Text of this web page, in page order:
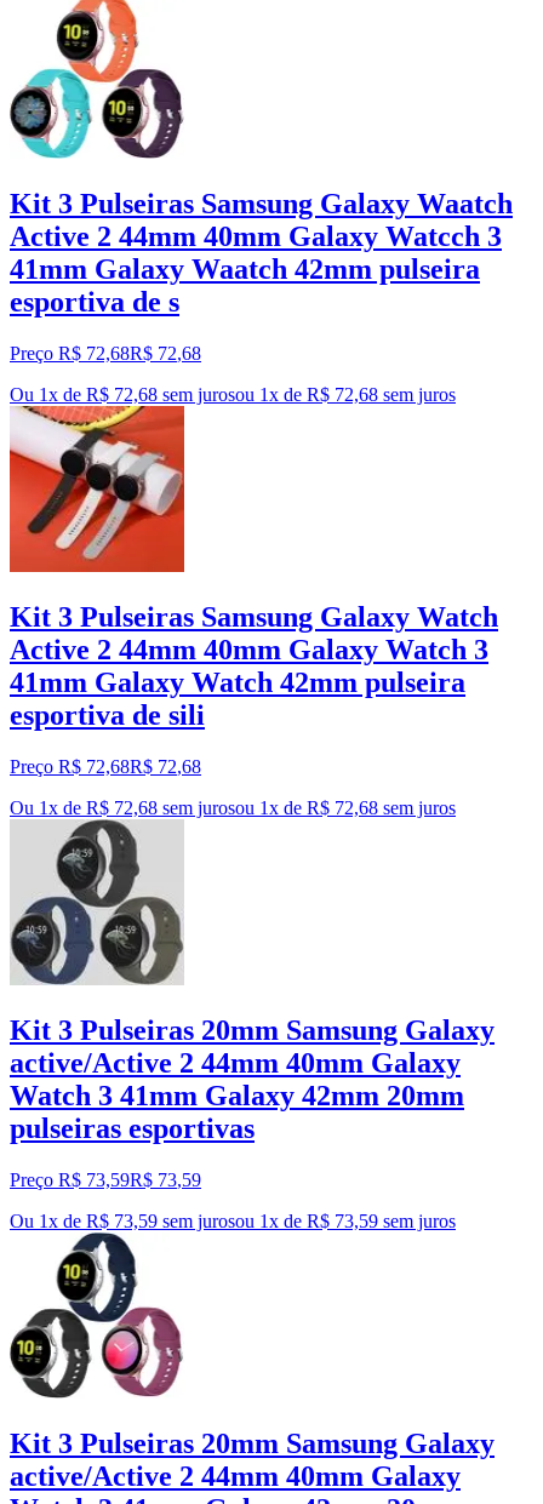
Kit 3 Pulseiras Samsung Galaxy Waatch
Active 2 44mm 40mm Galaxy Watcch 3
41mm Galaxy Waatch 42mm pulseira
esportiva de s
Preço R$ 72,68R$ 72,68
Ou 1x de R$ 72,68 sem jurosou 1x de R$ 72,68 sem juros
Kit 3 Pulseiras Samsung Galaxy Watch
Active 2 44mm 40mm Galaxy Watch 3
41mm Galaxy Watch 42mm pulseira
esportiva de sili
Preço R$ 72,68R$ 72,68
Ou 1x de R$ 72,68 sem jurosou 1x de R$ 72,68 sem juros
Kit 3 Pulseiras 20mm Samsung Galaxy
active/Active 2 44mm 40mm Galaxy
Watch 3 41mm Galaxy 42mm 20mm
pulseiras esportivas
Preço R$ 73,59R$ 73,59
Ou 1x de R$ 73,59 sem jurosou 1x de R$ 73,59 sem juros
Kit 3 Pulseiras 20mm Samsung Galaxy
active/Active 2 44mm 40mm Galaxy